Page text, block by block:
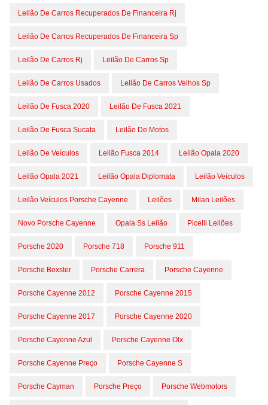
Leilão De Carros Recuperados De Financeira Rj
Leilão De Carros Recuperados De Financeira Sp
Leilão De Carros Rj Leilão De Carros Sp
Leilão De Carros Usados Leilão De Carros Velhos Sp
Leilão De Fusca 2020 Leilão De Fusca 2021
Leilão De Fusca Sucata Leilão De Motos
Leilão De Veículos Leilão Fusca 2014 Leilão Opala 2020
Leilão Opala 2021 Leilão Opala Diplomata Leilão Veículos
Leilão Veículos Porsche Cayenne Leilões Milan Leilões
Novo Porsche Cayenne Opala Ss Leilão Picelli Leilões
Porsche 2020 Porsche 718 Porsche 911
Porsche Boxster Porsche Carrera Porsche Cayenne
Porsche Cayenne 2012 Porsche Cayenne 2015
Porsche Cayenne 2017 Porsche Cayenne 2020
Porsche Cayenne Azul Porsche Cayenne Olx
Porsche Cayenne Preço Porsche Cayenne S
Porsche Cayman Porsche Preço Porsche Webmotors